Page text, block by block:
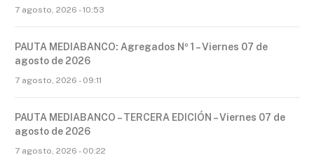
7 agosto, 2026 - 10:53
PAUTA MEDIABANCO: Agregados Nº 1 – Viernes 07 de
agosto de 2026
7 agosto, 2026 - 09:11
PAUTA MEDIABANCO – TERCERA EDICIÓN – Viernes 07 de
agosto de 2026
7 agosto, 2026 - 00:22